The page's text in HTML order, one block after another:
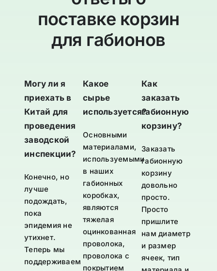
поставке корзин
для габионов
Могу ли я
приехать в
Китай для
проведения
заводской
инспекции?
Конечно, но
лучше
подождать,
пока
эпидемия не
утихнет.
Теперь мы
поддерживаем
Какое
сырье
используется?
Основными
материалами,
используемыми
в наших
габионных
коробках,
являются
тяжелая
оцинкованная
проволока,
проволока с
покрытием
Как
заказать
габионную
корзину?
Заказать
габионную
корзину
довольно
просто.
Просто
пришлите
нам диаметр
и размер
ячеек, тип